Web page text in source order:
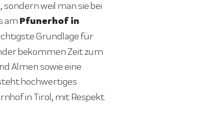
weil man sie bei
am Pfunerhof in
Grundlage für
bekommen Zeit zum
Almen sowie eine
hochwertiges
in Tirol, mit Respekt